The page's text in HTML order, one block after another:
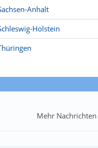
Anhalt
Holstein
Mehr Nachrichten